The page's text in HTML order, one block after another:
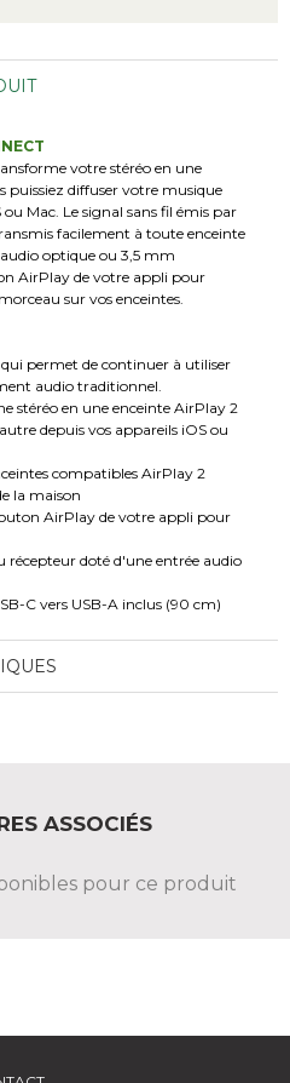
votre stéréo en une
puissiez diffuser votre musique
Mac. Le signal sans fil émis par
facilement à toute enceinte
optique ou 3,5 mm
AirPlay de votre appli pour
sur vos enceintes.
permet de continuer à utiliser
audio traditionnel.
stéréo en une enceinte AirPlay 2
depuis vos appareils iOS ou
compatibles AirPlay 2
la maison
AirPlay de votre appli pour
récepteur doté d'une entrée audio
C vers USB-A inclus (90 cm)
ASSOCIÉS
pour ce produit